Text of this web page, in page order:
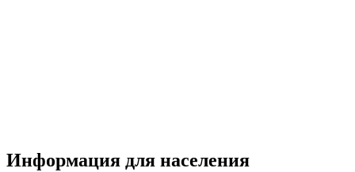
Информация для населения